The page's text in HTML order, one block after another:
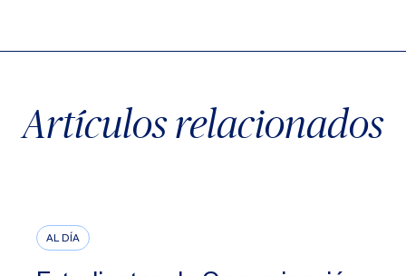
Artículos relacionados
AL DÍA